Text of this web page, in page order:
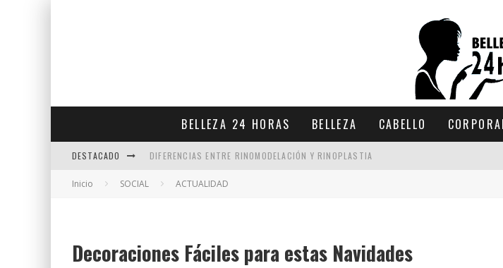
BELLEZA 24 HORAS BELLEZA CABELLO
DESTACADO DIFERENCIAS ENTRE RINOMODELACIÓN Y RINOPLASTIA
VENTAJAS DE LA MEDICINA ESTÉTICA EN INVIERNO
Inicio SOCIAL ACTUALIDAD
Decoraciones Fáciles para estas Navidades